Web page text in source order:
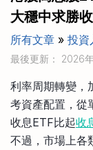
投資加
比較最
月供股
比較
比較
信用卡
比較
Marketplace
其他網站
手機App與理財資訊
商業解決方案
大穩中求勝
所有文章 » 投資
最後更新： 2026
利率周期轉變，
考資產配置，從
收息ETF比起收
不過，市場上各